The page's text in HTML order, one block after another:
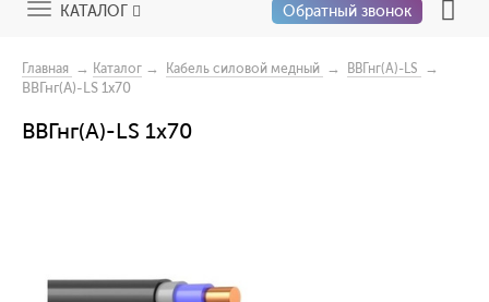
ToggleКАТАЛОГ Обратный звонок
Главная → Каталог → Кабель силовой медный → ВВГнг(А)-LS
→
ВВГнг(А)-LS 1х70
ВВГнг(А)-LS 1х70